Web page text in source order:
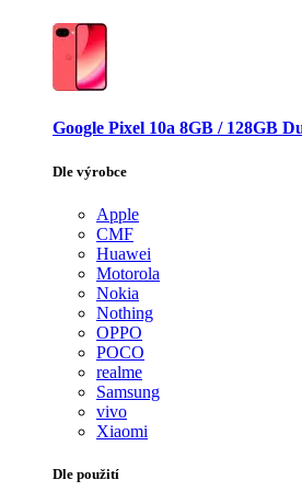
Google Pixel 10a 8GB / 128GB
Dle výrobce
Apple
CMF
Huawei
Motorola
Nokia
Nothing
OPPO
POCO
realme
Samsung
vivo
Xiaomi
Dle použití